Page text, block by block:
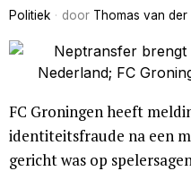
Politiek door Thomas van der
FC Groningen heeft
identiteitsfraude na een
gericht was op